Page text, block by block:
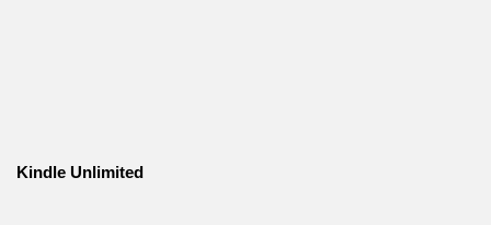
Kindle Unlimited